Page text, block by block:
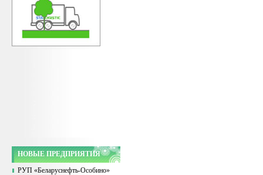
НОВЫЕ ПРЕДПРИЯТИЯ
РУП «Беларуснефть-Особино»